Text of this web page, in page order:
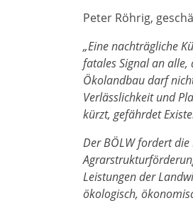
Peter Röhrig,
„Eine nachträgliche
fatales Signal an
Ökolandbau darf
Verlässlichkeit und
kürzt, gefährdet
Der BÖLW fordert
Leistungen der
ökologisch,